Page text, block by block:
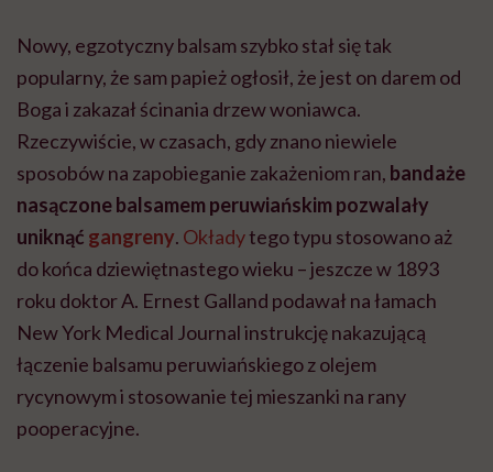
Nowy, egzotyczny balsam szybko stał się tak
popularny, że sam papież ogłosił, że jest on darem od
Boga i zakazał ścinania drzew woniawca.
Rzeczywiście, w czasach, gdy znano niewiele
sposobów na zapobieganie zakażeniom ran, bandaże
nasączone balsamem peruwiańskim pozwalały
uniknąć gangreny. Okładytego typu stosowano aż
do końca dziewiętnastego wieku – jeszcze w 1893
roku doktor A. Ernest Galland podawał na łamach
New York Medical Journal instrukcję nakazującą
łączenie balsamu peruwiańskiego z olejem
rycynowym i stosowanie tej mieszanki na rany
pooperacyjne.